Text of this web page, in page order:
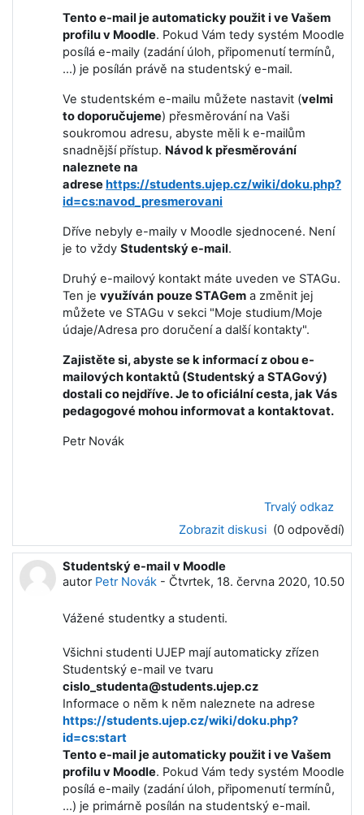
Tento e-mail je automaticky použit i ve Vašem
profilu v Moodle. Pokud Vám tedy systém Moodle
posílá e-maily (zadání úloh, připomenutí termínů,
...) je posílán právě na studentský e-mail.
Ve studentském e-mailu můžete nastavit (velmi
to doporučujeme) přesměrování na Vaši
soukromou adresu, abyste měli k e-mailům
snadnější přístup. Návod k přesměrování
naleznete na
adresehttps://students.ujep.cz/wiki/doku.php?
id=cs:navod_presmerovani
Dříve nebyly e-maily v Moodle sjednocené. Není
je to vždy Studentský e-mail.
Druhý e-mailový kontakt máte uveden ve STAGu.
Ten je využíván pouze STAGem a změnit jej
můžete ve STAGu v sekci "Moje studium/Moje
údaje/Adresa pro doručení a další kontakty".
Zajistěte si, abyste se k informací z obou e-
mailových kontaktů (Studentský a STAGový)
dostali co nejdříve. Je to oficiální cesta, jak Vás
pedagogové mohou informovat a kontaktovat.
Petr Novák
Trvalý odkaz
Zobrazit diskusi (0 odpovědí)
Studentský e-mail v Moodle
autor Petr Novák - Čtvrtek, 18. června 2020, 10.50
Vážené studentky a studenti.
Všichni studenti UJEP mají automaticky zřízen
Studentský e-mail ve tvaru
cislo_studenta@students.ujep.cz
Informace o něm k něm naleznete na adrese
https://students.ujep.cz/wiki/doku.php?
id=cs:start
Tento e-mail je automaticky použit i ve Vašem
profilu v Moodle. Pokud Vám tedy systém Moodle
posílá e-maily (zadání úloh, připomenutí termínů,
...) je primárně posílán na studentský e-mail.